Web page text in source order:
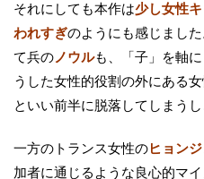
それにしても本作は少し女性
われすぎのようにも感じまし
て兵の ノウルも、「子」を軸
うした女性的役割の外にある
といい前半に脱落してしまうし
一方のトランス女性のヒョン
加者に通じるような良心的マ